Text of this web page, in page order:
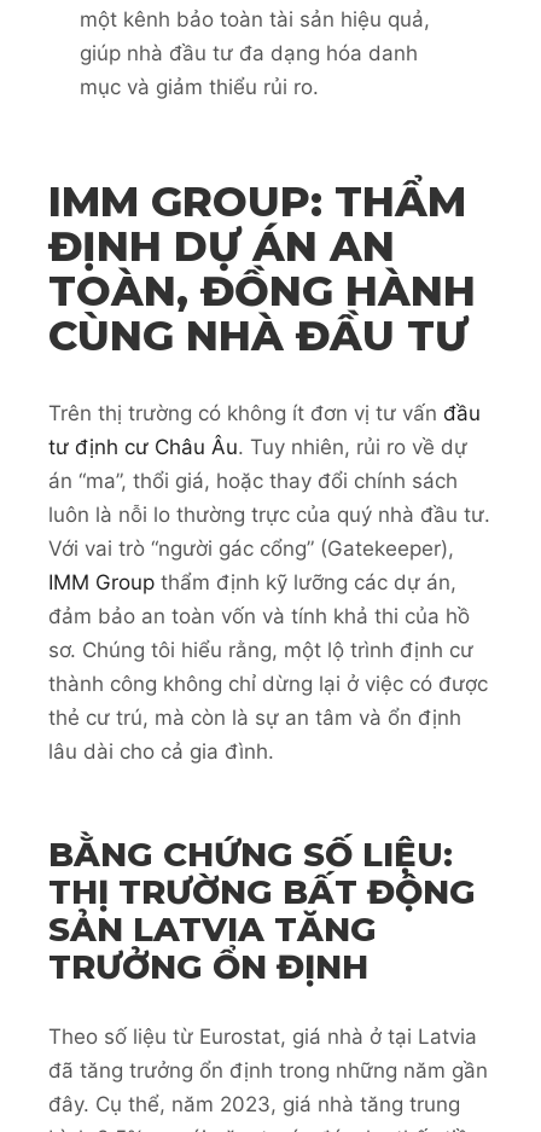
một kênh bảo toàn tài sản hiệu quả,
giúp nhà đầu tư đa dạng hóa danh
mục và giảm thiểu rủi ro.
IMM GROUP: THẨM
ĐỊNH DỰ ÁN AN
TOÀN, ĐỒNG HÀNH
CÙNG NHÀ ĐẦU TƯ
Trên thị trường có không ít đơn vị tư vấn đầu
tư định cư Châu Âu. Tuy nhiên, rủi ro về dự
án “ma”, thổi giá, hoặc thay đổi chính sách
luôn là nỗi lo thường trực của quý nhà đầu tư.
Với vai trò “người gác cổng” (Gatekeeper),
IMM Group thẩm định kỹ lưỡng các dự án,
đảm bảo an toàn vốn và tính khả thi của hồ
sơ. Chúng tôi hiểu rằng, một lộ trình định cư
thành công không chỉ dừng lại ở việc có được
thẻ cư trú, mà còn là sự an tâm và ổn định
lâu dài cho cả gia đình.
BẰNG CHỨNG SỐ LIỆU:
THỊ TRƯỜNG BẤT ĐỘNG
SẢN LATVIA TĂNG
TRƯỞNG ỔN ĐỊNH
Theo số liệu từ Eurostat, giá nhà ở tại Latvia
đã tăng trưởng ổn định trong những năm gần
đây. Cụ thể, năm 2023, giá nhà tăng trung